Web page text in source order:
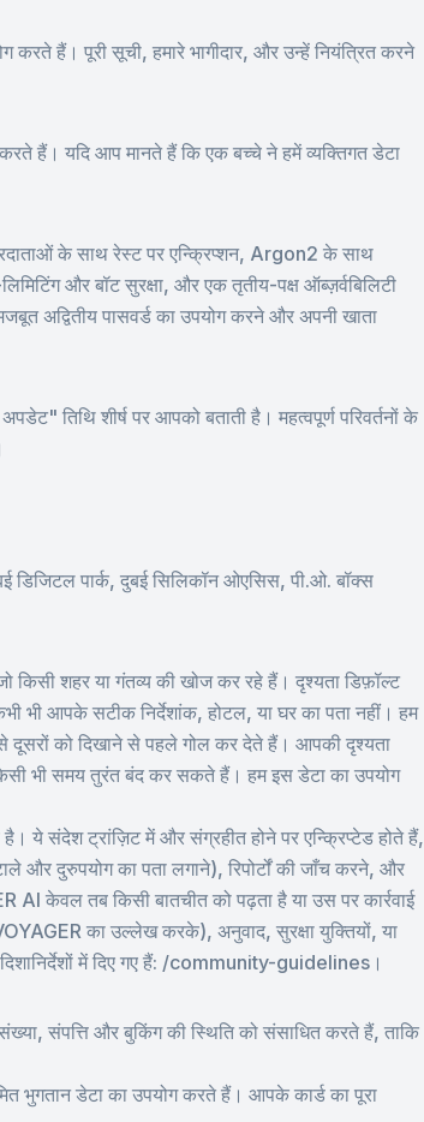
करते हैं। पूरी सूची, हमारे भागीदार, और उन्हें नियंत्रित करने
हैं। यदि आप मानते हैं कि एक बच्चे ने हमें व्यक्तिगत डेटा
के साथ रेस्ट पर एन्क्रिप्शन, Argon2 के साथ
और बॉट सुरक्षा, और एक तृतीय-पक्ष ऑब्ज़र्वबिलिटी
अद्वितीय पासवर्ड का उपयोग करने और अपनी खाता
तिथि शीर्ष पर आपको बताती है। महत्वपूर्ण परिवर्तनों के
पार्क, दुबई सिलिकॉन ओएसिस, पी.ओ. बॉक्स
शहर या गंतव्य की खोज कर रहे हैं। दृश्यता डिफ़ॉल्ट
भी आपके सटीक निर्देशांक, होटल, या घर का पता नहीं। हम
दूसरों को दिखाने से पहले गोल कर देते हैं। आपकी दृश्यता
भी समय तुरंत बंद कर सकते हैं। हम इस डेटा का उपयोग
ये संदेश ट्रांज़िट में और संग्रहीत होने पर एन्क्रिप्टेड होते हैं,
और दुरुपयोग का पता लगाने), रिपोर्टों की जाँच करने, और
केवल तब किसी बातचीत को पढ़ता है या उस पर कार्रवाई
का उल्लेख करके), अनुवाद, सुरक्षा युक्तियों, या
में दिए गए हैं: /community-guidelines।
संपत्ति और बुकिंग की स्थिति को संसाधित करते हैं, ताकि
भुगतान डेटा का उपयोग करते हैं। आपके कार्ड का पूरा